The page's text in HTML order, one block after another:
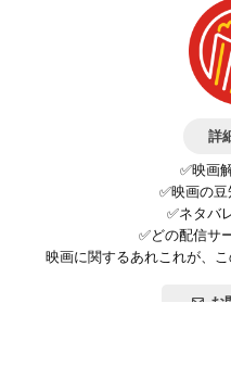
詳
✅映画
✅映画の
✅ネタバ
✅どの配信サ
映画に関するあれこれが、
お